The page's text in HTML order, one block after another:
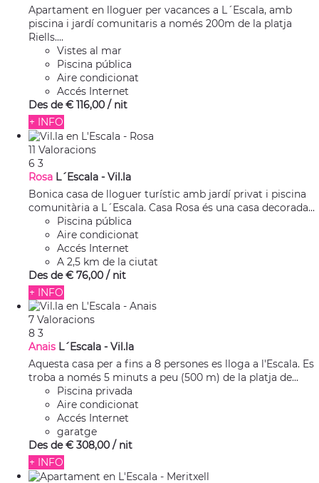
Apartament en lloguer per vacances a L´Escala, amb
piscina i jardí comunitaris a només 200m de la platja
Riells....
Vistes al mar
Piscina pública
Aire condicionat
Accés Internet
Des de € 116,00 / nit
+ INFO
11 Valoracions
6 3
Rosa L´Escala - Vil.la
Bonica casa de lloguer turístic amb jardí privat i piscina
comunitària a L´Escala. Casa Rosa és una casa decorada...
Piscina pública
Aire condicionat
Accés Internet
A 2,5 km de la ciutat
Des de € 76,00 / nit
+ INFO
7 Valoracions
8 3
Anais L´Escala - Vil.la
Aquesta casa per a fins a 8 persones es lloga a l'Escala. Es
troba a només 5 minuts a peu (500 m) de la platja de...
Piscina privada
Aire condicionat
Accés Internet
garatge
Des de € 308,00 / nit
+ INFO